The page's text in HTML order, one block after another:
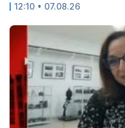
12:10 • 07.08.26